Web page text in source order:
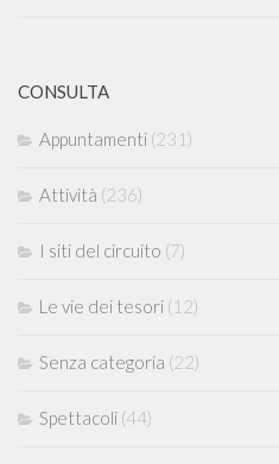
CONSULTA
Appuntamenti (231)
Attività (236)
I siti del circuito (7)
Le vie dei tesori (12)
Senza categoria (22)
Spettacoli (44)